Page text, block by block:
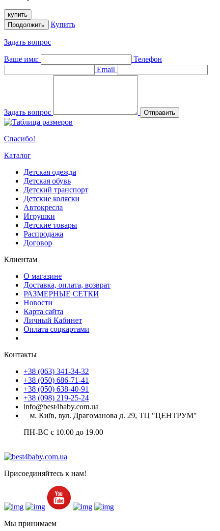
купить
Продолжить
Купить
Задать вопрос
Ваше имя:
Телефон
Email
Задать вопрос Отправить
Спасибо!
Каталог
Детская одежда
Детская обувь
Детский транспорт
Детские коляски
Автокресла
Игрушки
Детские товары
Распродажа
Договор
Клиентам
О магазине
Доставка, оплата, возврат
РАЗМЕРНЫЕ СЕТКИ
Новости
Карта сайта
Личный Кабинет
Оплата соцкартами
Контакты
+38 (063) 341-34-32
+38 (050) 686-71-41
+38 (050) 638-40-91
+38 (098) 219-25-24
info@best4baby.com.ua
м. Київ, вул. Драгоманова д. 29, ТЦ "ЦЕНТРУМ"
ПН-ВС с 10.00 до 19.00
Присоединяйтесь к нам!
Мы принимаем